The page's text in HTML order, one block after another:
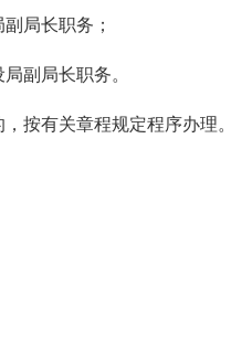
局长职务；
副局长职务。
有关章程规定程序办理。
族自
年